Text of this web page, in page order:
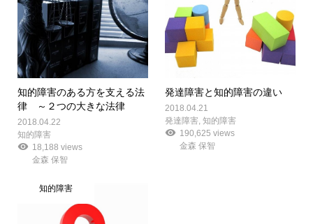
知的障害のある方を支える法
律 ～２つの大きな法律
2018.04.22
知的障害
18,188 views
金森 保智
発達障害と知的障害の違い
2018.04.21
発達障害 ,知的障害
190,625 views
金森 保智
知的障害